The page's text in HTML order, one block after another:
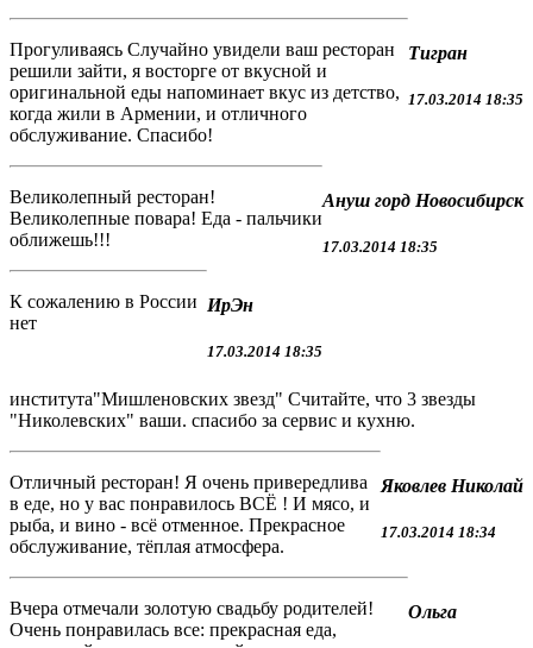
Тигран
17.03.2014 18:35
Прогуливаясь Случайно увидели ваш ресторан
решили зайти, я восторге от вкусной и
оригинальной еды напоминает вкус из детство,
когда жили в Армении, и отличного
обслуживание. Спасибо!
Ануш горд Новосибирск
17.03.2014 18:35
Великолепный ресторан!
Великолепные повара! Еда - пальчики
оближешь!!!
ИрЭн
17.03.2014 18:35
К сожалению в России
нет
института"Мишленовских звезд" Считайте, что 3 звезды
"Николевских" ваши. спасибо за сервис и кухню.
Яковлев Николай
17.03.2014 18:34
Отличный ресторан! Я очень привередлива
в еде, но у вас понравилось ВСЁ ! И мясо, и
рыба, и вино - всё отменное. Прекрасное
обслуживание, тёплая атмосфера.
Ольга
Вчера отмечали золотую свадьбу родителей!
Очень понравилась все: прекрасная еда,